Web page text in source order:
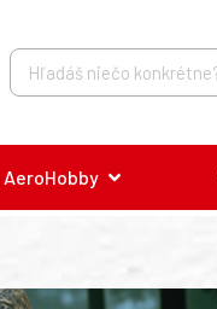
AeroHobby